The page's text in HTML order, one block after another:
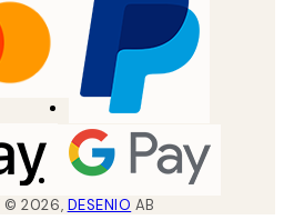
©2026, DESENIO AB